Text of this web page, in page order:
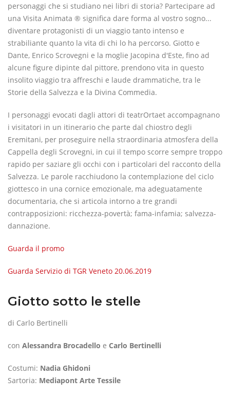
personaggi che si studiano nei libri di storia? Partecipare ad
una Visita Animata ® significa dare forma al vostro sogno...
diventare protagonisti di un viaggio tanto intenso e
strabiliante quanto la vita di chi lo ha percorso. Giotto e
Dante, Enrico Scrovegni e la moglie Jacopina d'Este, fino ad
alcune figure dipinte dal pittore, prendono vita in questo
insolito viaggio tra affreschi e laude drammatiche, tra le
Storie della Salvezza e la Divina Commedia.
I personaggi evocati dagli attori di teatrOrtaet accompagnano
i visitatori in un itinerario che parte dal chiostro degli
Eremitani, per proseguire nella straordinaria atmosfera della
Cappella degli Scrovegni, in cui il tempo scorre sempre troppo
rapido per saziare gli occhi con i particolari del racconto della
Salvezza. Le parole racchiudono la contemplazione del ciclo
giottesco in una cornice emozionale, ma adeguatamente
documentaria, che si articola intorno a tre grandi
contrapposizioni: ricchezza-povertà; fama-infamia; salvezza-
dannazione.
Guarda il promo
Guarda Servizio di TGR Veneto 20.06.2019
Giotto sotto le stelle
di Carlo Bertinelli
con Alessandra Brocadello e Carlo Bertinelli
Costumi: Nadia Ghidoni
Sartoria: Mediapont Arte Tessile